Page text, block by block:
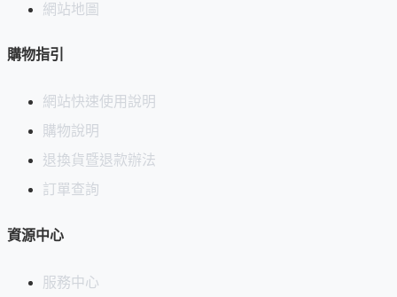
網站地圖
購物指引
網站快速使用說明
購物說明
退換貨暨退款辦法
訂單查詢
資源中心
服務中心